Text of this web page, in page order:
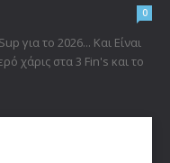
0
για το 2026... Και Είναι
χάρις στα 3 Fin's και το